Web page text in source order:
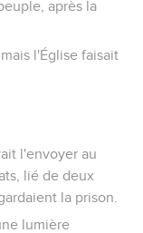
après la
l'Église faisait
l'envoyer au
lié de deux
la prison.
lumière